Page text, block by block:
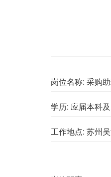
岗位名称: 采购
学历: 应届本科
工作地点: 苏州